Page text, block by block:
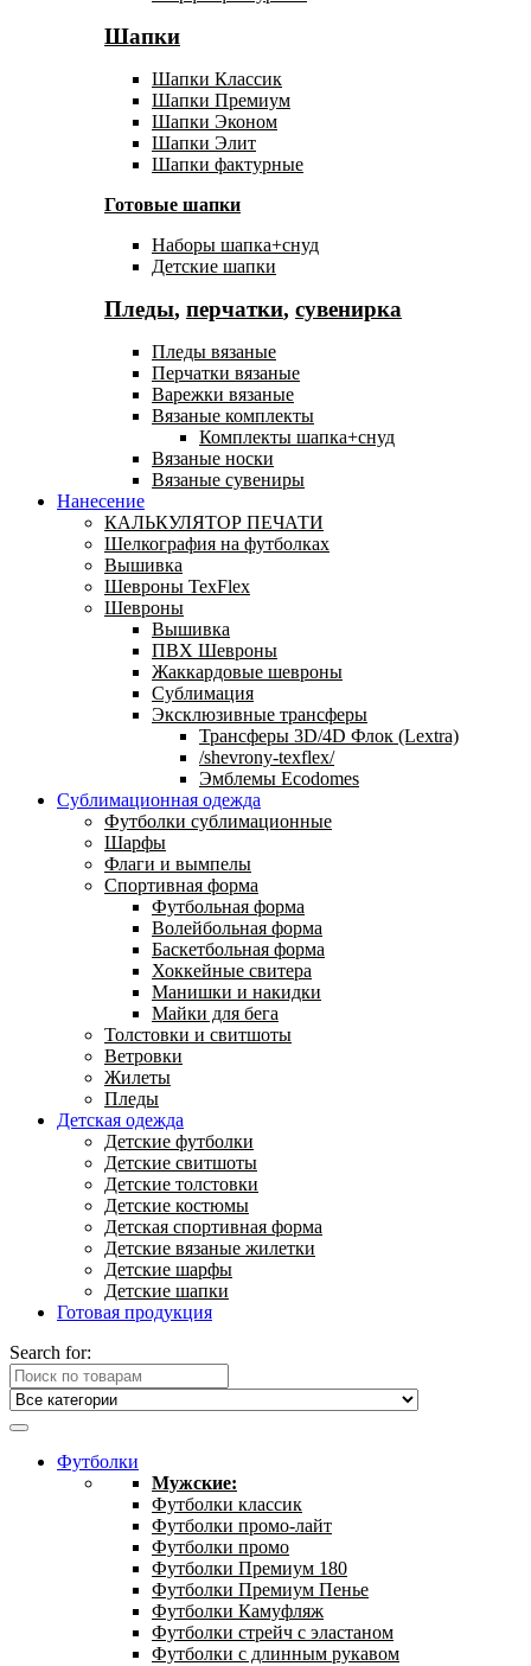
Шапки
Шапки Классик
Шапки Премиум
Шапки Эконом
Шапки Элит
Шапки фактурные
Готовые шапки
Наборы шапка+снуд
Детские шапки
Пледы, перчатки, сувенирка
Пледы вязаные
Перчатки вязаные
Варежки вязаные
Вязаные комплекты
Комплекты шапка+снуд
Вязаные носки
Вязаные сувениры
Нанесение
КАЛЬКУЛЯТОР ПЕЧАТИ
Шелкография на футболках
Вышивка
Шевроны TexFlex
Шевроны
Вышивка
ПВХ Шевроны
Жаккардовые шевроны
Сублимация
Эксклюзивные трансферы
Трансферы 3D/4D Флок (Lextra)
/shevrony-texflex/
Эмблемы Ecodomes
Сублимационная одежда
Футболки сублимационные
Шарфы
Флаги и вымпелы
Спортивная форма
Футбольная форма
Волейбольная форма
Баскетбольная форма
Хоккейные свитера
Манишки и накидки
Майки для бега
Толстовки и свитшоты
Ветровки
Жилеты
Пледы
Детская одежда
Детские футболки
Детские свитшоты
Детские толстовки
Детские костюмы
Детская спортивная форма
Детские вязаные жилетки
Детские шарфы
Детские шапки
Готовая продукция
Search for:
Футболки
Мужские:
Футболки классик
Футболки промо-лайт
Футболки промо
Футболки Премиум 180
Футболки Премиум Пенье
Футболки Камуфляж
Футболки стрейч с эластаном
Футболки с длинным рукавом